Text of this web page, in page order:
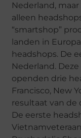
Nederland,
alleen
“smartshop”
landen in
headshops. De
Nederland.
openden drie
Francisco, New
resultaat van
De eerste